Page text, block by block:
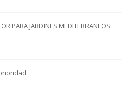
PARA JARDINES MEDITERRANEOS